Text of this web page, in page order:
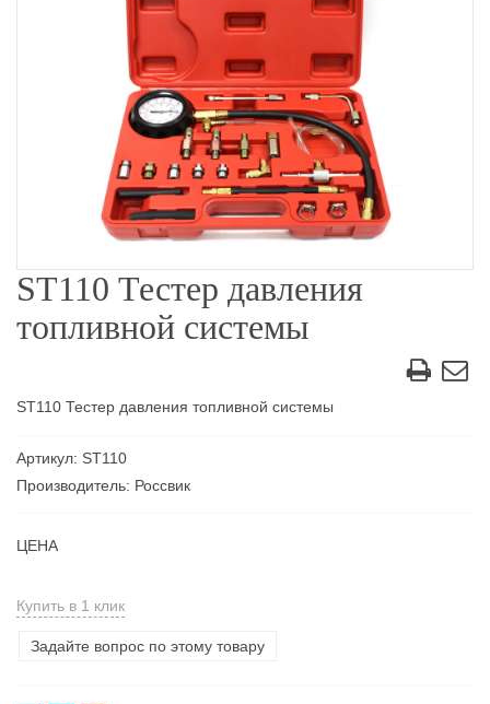
ST110 Тестер давления
топливной системы
ST110 Тестер давления топливной системы
Артикул: ST110
Производитель: Россвик
ЦЕНА
Купить в 1 клик
Задайте вопрос по этому товару